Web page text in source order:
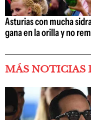
Asturias con mucha
gana en la orilla y no
MÁS NOTICIAS